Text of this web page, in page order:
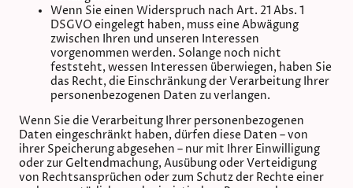
Wenn Sie einen Widerspruch nach Art. 21 Abs. 1
DSGVO eingelegt haben, muss eine Abwägung
zwischen Ihren und unseren Interessen
vorgenommen werden. Solange noch nicht
feststeht, wessen Interessen überwiegen, haben Sie
das Recht, die Einschränkung der Verarbeitung Ihrer
personenbezogenen Daten zu verlangen.
Wenn Sie die Verarbeitung Ihrer personenbezogenen
Daten eingeschränkt haben, dürfen diese Daten – von
ihrer Speicherung abgesehen – nur mit Ihrer Einwilligung
oder zur Geltendmachung, Ausübung oder Verteidigung
von Rechtsansprüchen oder zum Schutz der Rechte einer